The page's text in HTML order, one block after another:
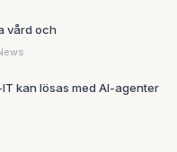
vård och
kan lösas med AI-agenter